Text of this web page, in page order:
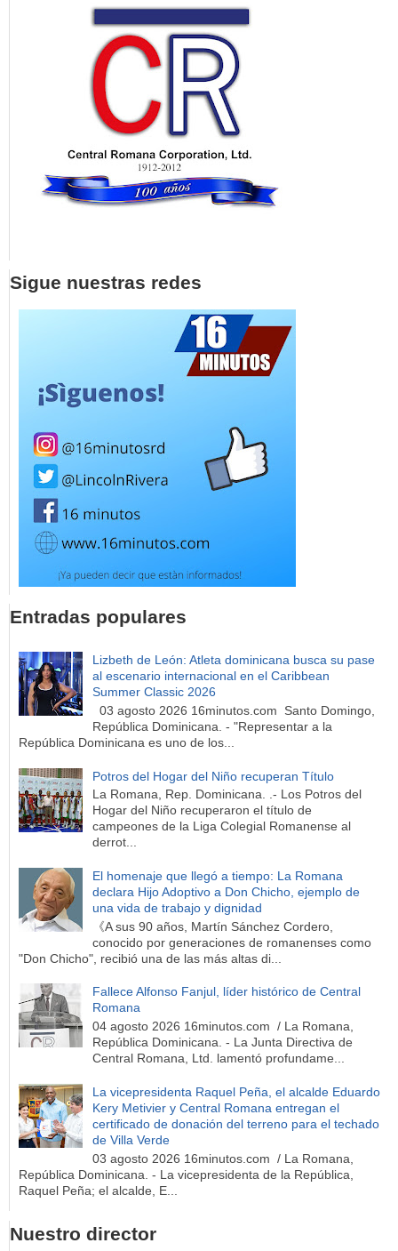
Sigue nuestras redes
Entradas populares
Lizbeth de León: Atleta dominicana busca su pase
al escenario internacional en el Caribbean
Summer Classic 2026
03 agosto 2026 16minutos.com Santo Domingo,
República Dominicana. - "Representar a la
República Dominicana es uno de los...
Potros del Hogar del Niño recuperan Título
La Romana, Rep. Dominicana. .- Los Potros del
Hogar del Niño recuperaron el título de
campeones de la Liga Colegial Romanense al
derrot...
El homenaje que llegó a tiempo: La Romana
declara Hijo Adoptivo a Don Chicho, ejemplo de
una vida de trabajo y dignidad
《A sus 90 años, Martín Sánchez Cordero,
conocido por generaciones de romanenses como
"Don Chicho", recibió una de las más altas di...
Fallece Alfonso Fanjul, líder histórico de Central
Romana
04 agosto 2026 16minutos.com / La Romana,
República Dominicana. - La Junta Directiva de
Central Romana, Ltd. lamentó profundame...
La vicepresidenta Raquel Peña, el alcalde Eduardo
Kery Metivier y Central Romana entregan el
certificado de donación del terreno para el techado
de Villa Verde
03 agosto 2026 16minutos.com / La Romana,
República Dominicana. - La vicepresidenta de la República,
Raquel Peña; el alcalde, E...
Nuestro director